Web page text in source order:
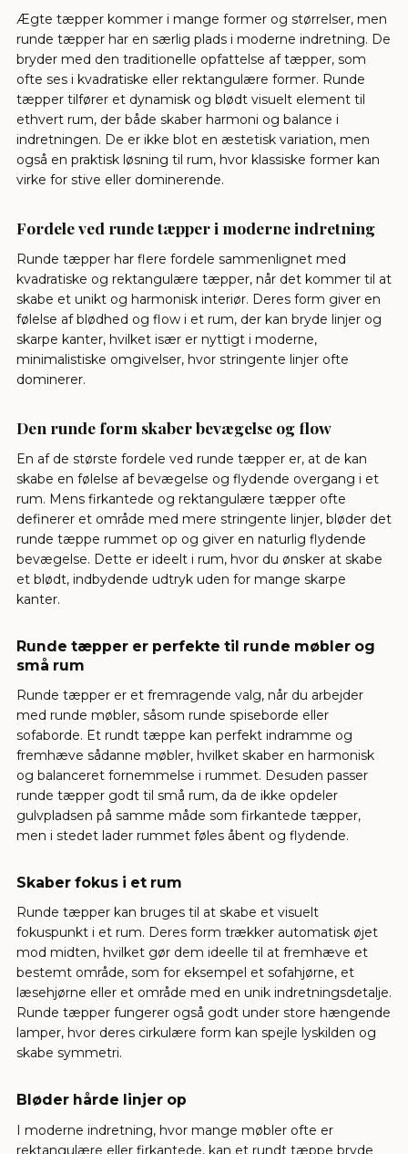
Ægte tæpper kommer i mange former og størrelser, men
runde tæpper har en særlig plads i moderne indretning. De
bryder med den traditionelle opfattelse af tæpper, som
ofte ses i kvadratiske eller rektangulære former. Runde
tæpper tilfører et dynamisk og blødt visuelt element til
ethvert rum, der både skaber harmoni og balance i
indretningen. De er ikke blot en æstetisk variation, men
også en praktisk løsning til rum, hvor klassiske former kan
virke for stive eller dominerende.
Fordele ved runde tæpper i moderne indretning
Runde tæpper har flere fordele sammenlignet med
kvadratiske og rektangulære tæpper, når det kommer til at
skabe et unikt og harmonisk interiør. Deres form giver en
følelse af blødhed og flow i et rum, der kan bryde linjer og
skarpe kanter, hvilket især er nyttigt i moderne,
minimalistiske omgivelser, hvor stringente linjer ofte
dominerer.
Den runde form skaber bevægelse og flow
En af de største fordele ved runde tæpper er, at de kan
skabe en følelse af bevægelse og flydende overgang i et
rum. Mens firkantede og rektangulære tæpper ofte
definerer et område med mere stringente linjer, bløder det
runde tæppe rummet op og giver en naturlig flydende
bevægelse. Dette er ideelt i rum, hvor du ønsker at skabe
et blødt, indbydende udtryk uden for mange skarpe
kanter.
Runde tæpper er perfekte til runde møbler og
små rum
Runde tæpper er et fremragende valg, når du arbejder
med runde møbler, såsom runde spiseborde eller
sofaborde. Et rundt tæppe kan perfekt indramme og
fremhæve sådanne møbler, hvilket skaber en harmonisk
og balanceret fornemmelse i rummet. Desuden passer
runde tæpper godt til små rum, da de ikke opdeler
gulvpladsen på samme måde som firkantede tæpper,
men i stedet lader rummet føles åbent og flydende.
Skaber fokus i et rum
Runde tæpper kan bruges til at skabe et visuelt
fokuspunkt i et rum. Deres form trækker automatisk øjet
mod midten, hvilket gør dem ideelle til at fremhæve et
bestemt område, som for eksempel et sofahjørne, et
læsehjørne eller et område med en unik indretningsdetalje.
Runde tæpper fungerer også godt under store hængende
lamper, hvor deres cirkulære form kan spejle lyskilden og
skabe symmetri.
Bløder hårde linjer op
I moderne indretning, hvor mange møbler ofte er
rektangulære eller firkantede, kan et rundt tæppe bryde